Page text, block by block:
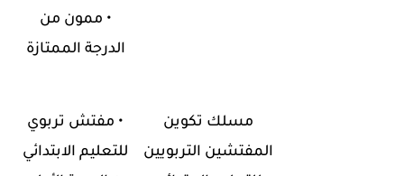
• ممون من
الدرجة الممتازة
مسلك تكوين
المفتشين التربويين
• مفتش تربوي
للتعليم الابتدائي